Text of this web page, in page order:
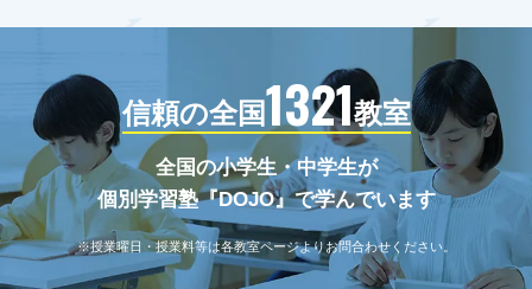
信頼の全国1321教室
全国の小学生・中学生が
個別学習塾『DOJO』で学んでいます
※授業曜日・授業料等は各教室ページよりお問合わせください。